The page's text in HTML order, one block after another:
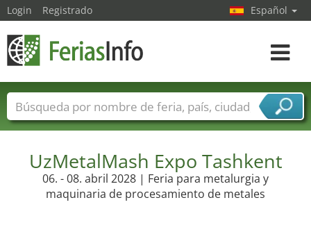
UzMetalMash Expo Tashkent
06. - 08. abril 2028 | Feria para metalurgia y
maquinaria de procesamiento de metales
Login Registrado Español
toggle
Nombres de ferias Países
Ciudades
Sectores de proveedor de servicios